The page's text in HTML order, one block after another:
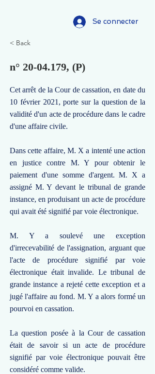
Se connecter
< Back
n° 20-04.179, (P)
Cet arrêt de la Cour de cassation, en date du
10 février 2021, porte sur la question de la
validité d'un acte de procédure dans le cadre
d'une affaire civile.
Dans cette affaire, M. X a intenté une action
en justice contre M. Y pour obtenir le
paiement d'une somme d'argent. M. X a
assigné M. Y devant le tribunal de grande
instance, en produisant un acte de procédure
qui avait été signifié par voie électronique.
M. Y a soulevé une exception
d'irrecevabilité de l'assignation, arguant que
l'acte de procédure signifié par voie
électronique était invalide. Le tribunal de
grande instance a rejeté cette exception et a
jugé l'affaire au fond. M. Y a alors formé un
pourvoi en cassation.
La question posée à la Cour de cassation
était de savoir si un acte de procédure
signifié par voie électronique pouvait être
considéré comme valide.